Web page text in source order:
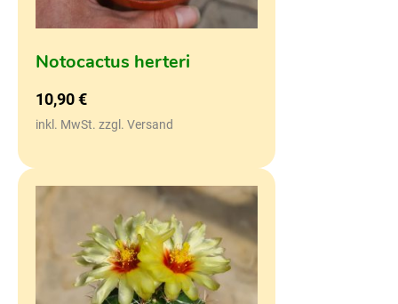
Notocactus herteri
10,90€
inkl. MwSt. zzgl. Versand